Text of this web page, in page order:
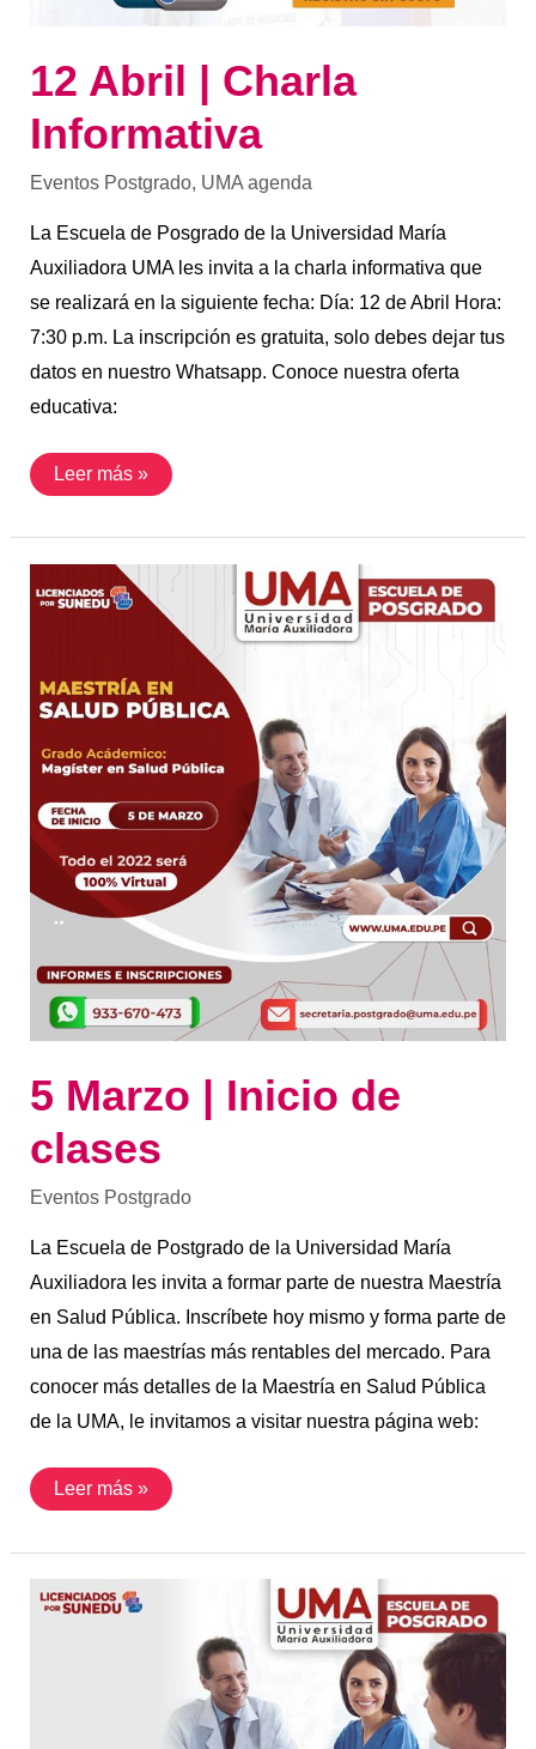
12 Abril | Charla
Informativa
Eventos Postgrado, UMA agenda
La Escuela de Posgrado de la Universidad María
Auxiliadora UMA les invita a la charla informativa que
se realizará en la siguiente fecha: Día: 12 de Abril Hora:
7:30 p.m. La inscripción es gratuita, solo debes dejar tus
datos en nuestro Whatsapp. Conoce nuestra oferta
educativa:
Leer más »
5 Marzo | Inicio de
clases
Eventos Postgrado
La Escuela de Postgrado de la Universidad María
Auxiliadora les invita a formar parte de nuestra Maestría
en Salud Pública. Inscríbete hoy mismo y forma parte de
una de las maestrías más rentables del mercado. Para
conocer más detalles de la Maestría en Salud Pública
de la UMA, le invitamos a visitar nuestra página web:
Marzo
|
Leer más »
Febrero